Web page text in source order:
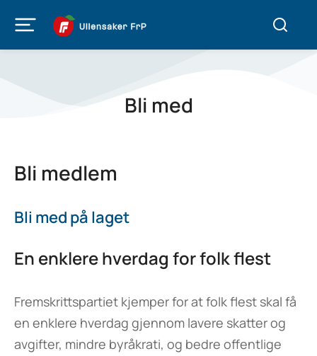
Bli med
Bli medlem
Bli med på laget
En enklere hverdag for folk flest
Fremskrittspartiet kjemper for at folk flest skal få
en enklere hverdag gjennom lavere skatter og
avgifter, mindre byråkrati, og bedre offentlige